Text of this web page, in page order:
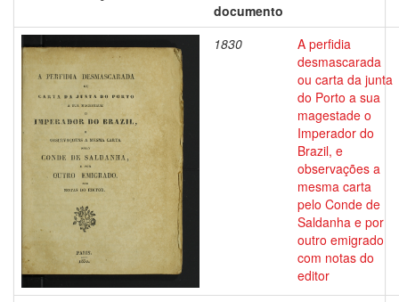
documento
1830
A perfidia
desmascarada
ou carta da junta
do Porto a sua
magestade o
Imperador do
Brazil, e
observações a
mesma carta
pelo Conde de
Saldanha e por
outro emigrado
com notas do
editor